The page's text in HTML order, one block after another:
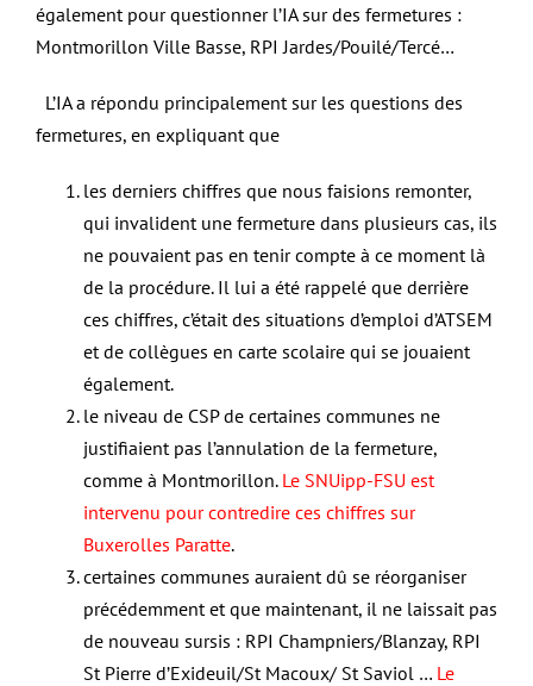
également pour questionner l’IA sur des fermetures :
Montmorillon Ville Basse, RPI Jardes/Pouilé/Tercé…
L’IA a répondu principalement sur les questions des
fermetures, en expliquant que
les derniers chiffres que nous faisions remonter,
qui invalident une fermeture dans plusieurs cas, ils
ne pouvaient pas en tenir compte à ce moment là
de la procédure. Il lui a été rappelé que derrière
ces chiffres, c’était des situations d’emploi d’ATSEM
et de collègues en carte scolaire qui se jouaient
également.
le niveau de CSP de certaines communes ne
justifiaient pas l’annulation de la fermeture,
comme à Montmorillon. Le SNUipp-FSU est
intervenu pour contredire ces chiffres sur
Buxerolles Paratte.
certaines communes auraient dû se réorganiser
précédemment et que maintenant, il ne laissait pas
de nouveau sursis : RPI Champniers/Blanzay, RPI
St Pierre d’Exideuil/St Macoux/ St Saviol … Le